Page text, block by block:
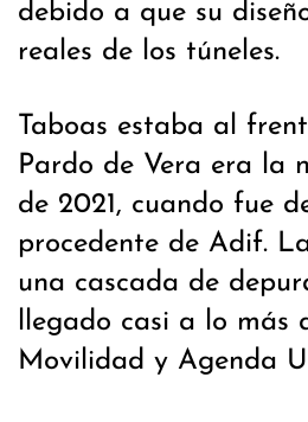
debido a que su
reales de los túneles.
Taboas estaba al
Pardo de Vera era la
de 2021, cuando fue
procedente de Adif.
una cascada de
llegado casi a lo
Movilidad y Agenda